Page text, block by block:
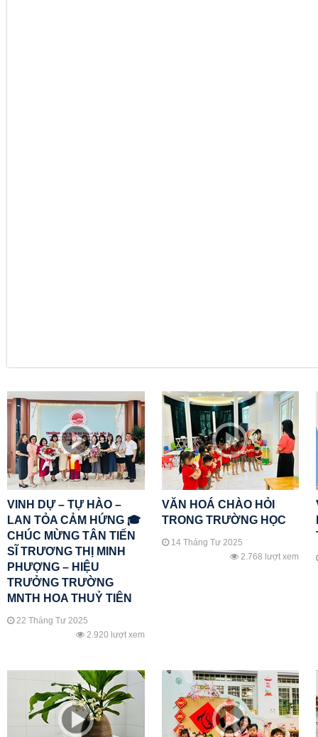
VINH DỰ – TỰ HÀO –
LAN TỎA CẢM HỨNG 🎓
CHÚC MỪNG TÂN TIẾN
SĨ TRƯƠNG THỊ MINH
PHƯỢNG – HIỆU
TRƯỞNG TRƯỜNG
MNTH HOA THUỶ TIÊN
22 Tháng Tư 2025
2.920 lượt xem
VĂN HOÁ CHÀO HỎI
TRONG TRƯỜNG HỌC
14 Tháng Tư 2025
2.768 lượt xem